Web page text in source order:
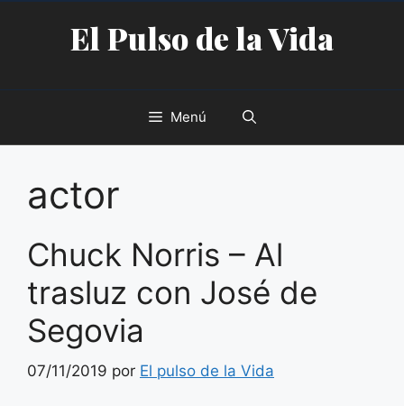
contenidoEl Pulso de la Vida
Menú
actor
Chuck Norris – Al
trasluz con José de
Segovia
07/11/2019 por El pulso de la Vida